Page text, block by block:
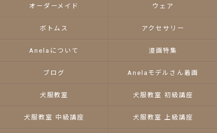
オーダーメイド ウェア
ボトムス アクセサリー
Anelaについて 漫画特集
ブログ Anelaモデルさん着画
犬服教室 犬服教室 初級講座
犬服教室 中級講座 犬服教室 上級講座